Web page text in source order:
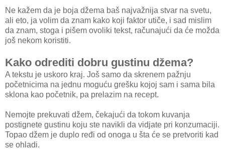
Ne kažem da je boja džema baš najvažnija stvar na svetu,
ali eto, ja volim da znam kako koji faktor utiče, i sad mislim
da znam, stoga i pišem ovoliki tekst, računajući da će možda
još nekom koristiti.
Kako odrediti dobru gustinu džema?
A tekstu je uskoro kraj. Još samo da skrenem pažnju
početnicima na jednu moguću grešku kojoj sam i sama bila
sklona kao početnik, pa prelazim na recept.
Nemojte prekuvati džem, čekajući da tokom kuvanja
postignete gustinu koju ste navikli da vidjate pri konzumaciji.
Topao džem je duplo ređi od onoga u šta će se pretvoriti kad
se ohladi.